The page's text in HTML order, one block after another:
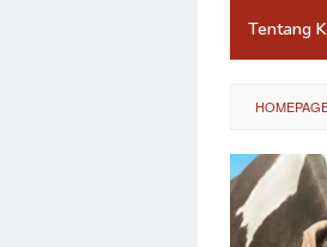
Tentang